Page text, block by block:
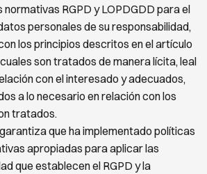
normativas RGPD y LOPDGDD para el
personales de su responsabilidad,
los principios descritos en elartículo
son tratados de manera lícita, leal
con elinteresado y adecuados,
a lo necesario en relación con los
tratados.
que ha implementado políticas
apropiadas para aplicarlas
que establecen el RGPD y la